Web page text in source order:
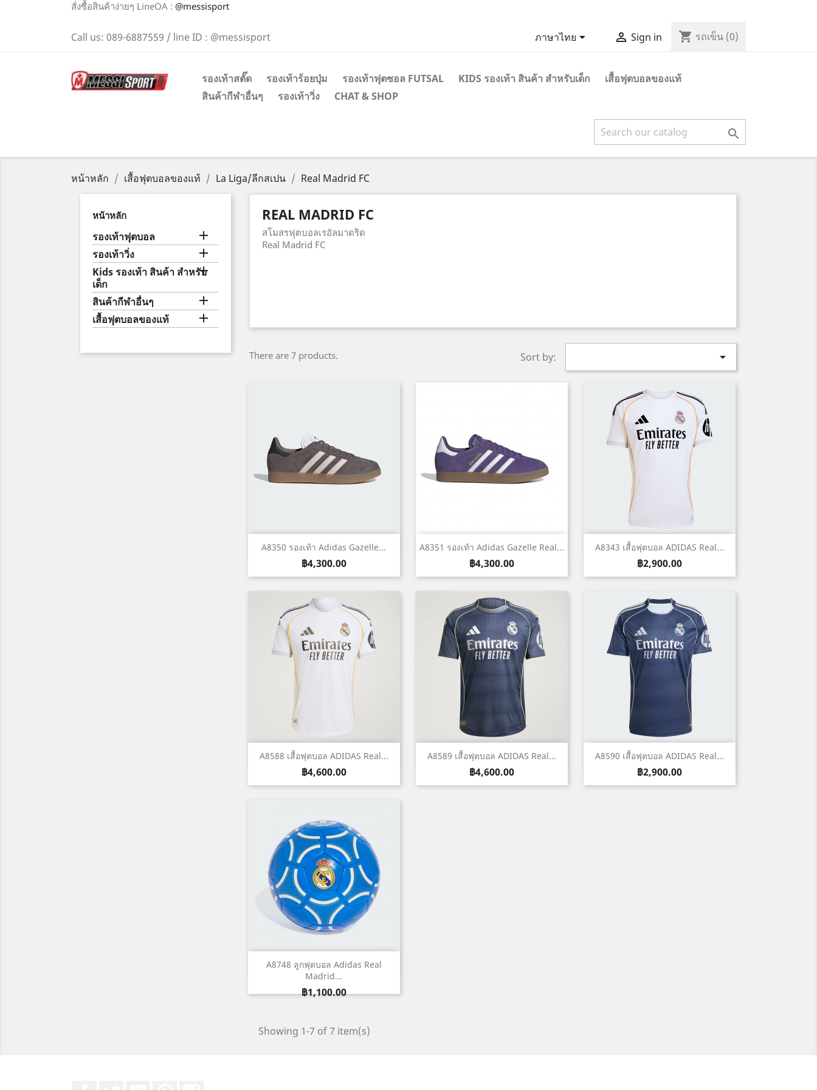
สั่งซื้อสินค้าง่ายๆ LineOA : @messisport
Call us: 089-6887559 / line ID : @messisport ภาษาไทย  Sign in shopping_cart รถเข็น (0)
รองเท้าสตั๊ด รองเท้าร้อยปุ่ม รองเท้าฟุตซอล FUTSAL KIDS รองเท้า สินค้า สำหรับเด็ก
เสื้อฟุตบอลของแท้
สินค้ากีฬาอื่นๆ
รองเท้าวิ่ง CHAT & SHOP

หน้าหลัก เสื้อฟุตบอลของแท้ La Liga/ลีกสเปน Real Madrid FC
หน้าหลัก
รองเท้าฟุตบอล 
รองเท้าวิ่ง 
Kids รองเท้า สินค้า สำหรับ
เด็ก

สินค้ากีฬาอื่นๆ 
เสื้อฟุตบอลของแท้ 
REAL MADRID FC
สโมสรฟุตบอลเรอัลมาดริด
Real Madrid FC
There are 7 products. Sort by: 
A8350 รองเท้า Adidas Gazelle...
ราคา
฿4,300.00
เปิดหน้าต่างย่อ A8351 รองเท้า Adidas Gazelle Real...
ราคา
฿4,300.00
เปิดหน้าต่างย่อ A8343 เสื้อฟุตบอล ADIDAS Real...
ราคา
฿2,900.00
เปิดหน้าต่างย่อ
A8588 เสื้อฟุตบอล ADIDAS Real...
ราคา
฿4,600.00
เปิดหน้าต่างย่อ A8589 เสื้อฟุตบอล ADIDAS Real...
ราคา
฿4,600.00
เปิดหน้าต่างย่อ A8590 เสื้อฟุตบอล ADIDAS Real...
ราคา
฿2,900.00
เปิดหน้าต่างย่อ
A8748 ลูกฟุตบอล Adidas Real
Madrid...
ราคา
฿1,100.00
เปิดหน้าต่างย่อ
Showing 1-7 of 7 item(s)